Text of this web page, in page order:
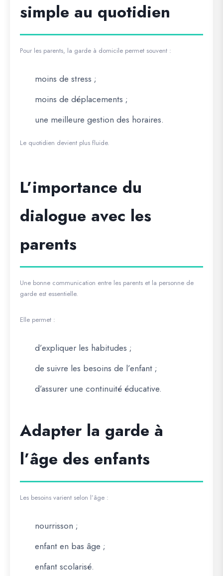
simple au quotidien
Pour les parents, la garde à domicile permet souvent :
moins de stress ;
moins de déplacements ;
une meilleure gestion des horaires.
Le quotidien devient plus fluide.
L’importance du
dialogue avec les
parents
Une bonne communication entre les parents et la personne de
garde est essentielle.
Elle permet :
d’expliquer les habitudes ;
de suivre les besoins de l’enfant ;
d’assurer une continuité éducative.
Adapter la garde à
l’âge des enfants
Les besoins varient selon l’âge :
nourrisson ;
enfant en bas âge ;
enfant scolarisé.